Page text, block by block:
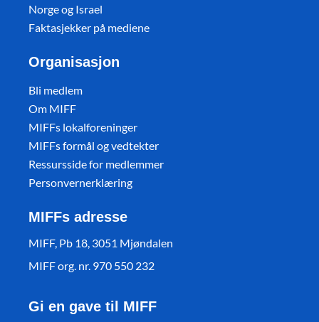
Norge og Israel
Faktasjekker på mediene
Organisasjon
Bli medlem
Om MIFF
MIFFs lokalforeninger
MIFFs formål og vedtekter
Ressursside for medlemmer
Personvernerklæring
MIFFs adresse
MIFF, Pb 18, 3051 Mjøndalen
MIFF org. nr. 970 550 232
Gi en gave til MIFF